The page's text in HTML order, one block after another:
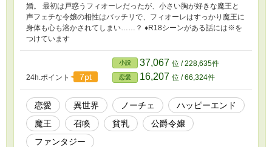
婚。 最初は戸惑うフィオーレだったが、小さい胸が好きな魔王と
声フェチな令嬢の相性はバッチリで、フィオーレはすっかり魔王に
身体も心も溶かされてしまい……？ ♦︎R18シーンがある話には※を
つけています
24h.ポイント 7pt
小説 37,067 位 / 228,635件
恋愛 16,207 位 / 66,324件
恋愛 異世界 ノーチェ
ハッピーエンド
魔王
召喚 貧乳
公爵令嬢
ファンタジー